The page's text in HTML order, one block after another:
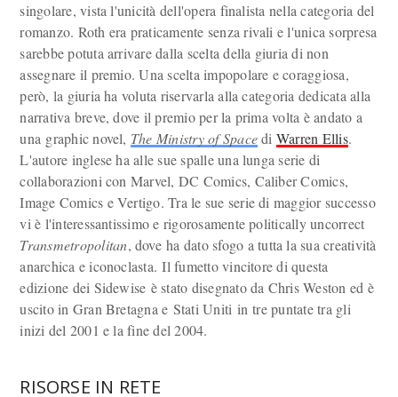
singolare, vista l'unicità dell'opera finalista nella categoria del
romanzo. Roth era praticamente senza rivali e l'unica sorpresa
sarebbe potuta arrivare dalla scelta della giuria di non
assegnare il premio. Una scelta impopolare e coraggiosa,
però, la giuria ha voluta riservarla alla categoria dedicata alla
narrativa breve, dove il premio per la prima volta è andato a
una graphic novel, The Ministry of Spacedi Warren Ellis.
L'autore inglese ha alle sue spalle una lunga serie di
collaborazioni con Marvel, DC Comics, Caliber Comics,
Image Comics e Vertigo. Tra le sue serie di maggior successo
vi è l'interessantissimo e rigorosamente politically uncorrect
Transmetropolitan, dove ha dato sfogo a tutta la sua creatività
anarchica e iconoclasta. Il fumetto vincitore di questa
edizione dei Sidewise è stato disegnato da Chris Weston ed è
uscito in Gran Bretagna e Stati Uniti in tre puntate tra gli
inizi del 2001 e la fine del 2004.
RISORSE IN RETE